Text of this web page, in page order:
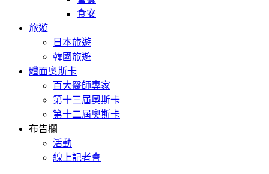
食安
旅遊
日本旅遊
韓國旅遊
體面奧斯卡
百大醫師專家
第十三屆奧斯卡
第十二屆奧斯卡
布告欄
活動
線上記者會